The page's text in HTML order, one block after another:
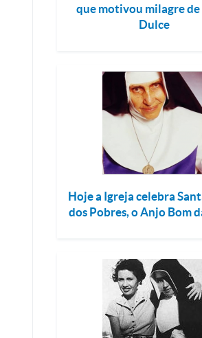
que motivou milagre de
Dulce
Hoje a Igreja celebra
dos Pobres, o Anjo Bom